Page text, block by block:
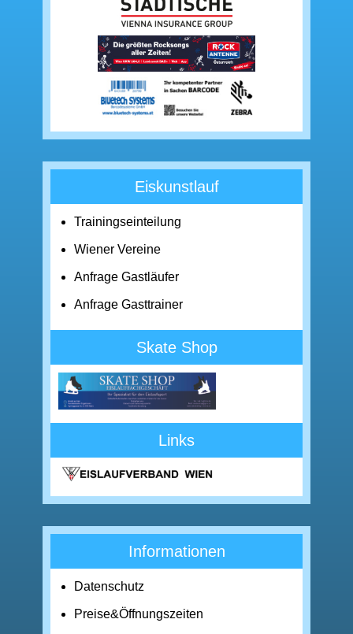
Eiskunstlauf
Trainingseinteilung
Wiener Vereine
Anfrage Gastläufer
Anfrage Gasttrainer
Skate Shop
Links
Informationen
Datenschutz
Preise&Öffnungszeiten